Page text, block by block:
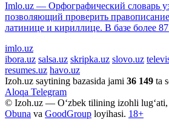
Imlo.uz — Орфографический словарь
позволяющий проверить
латинице и кириллице. В базе более
imlo.uz
ibora.uz salsa.uz skripka.uz slovo.uz
resumes.uz havo.uz
Izoh.uz saytining bazasida jami 36 149 ta
Aloqa Telegram
© Izoh.uz — O‘zbek tilining izohli lug‘ati,
Obuna va GoodGroup loyihasi. 18+